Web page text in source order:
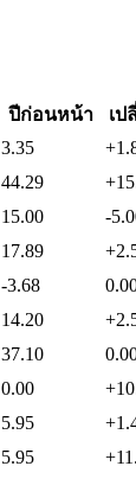
ปีก่อนหน้า
เป
3.35
44.29
15.00
-
17.89
-3.68
14.20
37.10
0.00
5.95
5.95